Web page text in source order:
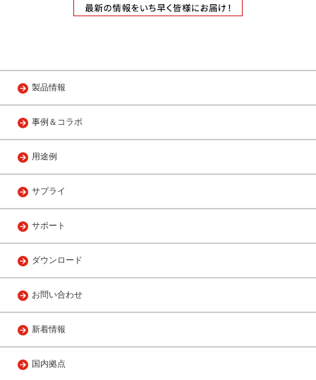
製品情報
事例＆コラボ
用途例
サプライ
サポート
ダウンロード
お問い合わせ
新着情報
国内拠点